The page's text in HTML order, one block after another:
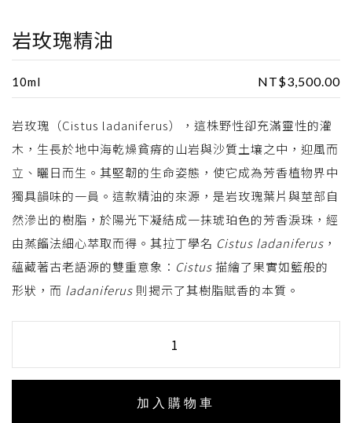
岩玫瑰精油
NT$3,500.00
10ml
岩玫瑰（Cistus ladaniferus），這株野性卻充滿靈性的灌
木，生長於地中海乾燥貧瘠的山岩與沙質土壤之中，迎風而
立、曬日而生。其堅韌的生命姿態，使它成為芳香植物界中
獨具韻味的一員。這款精油的來源，是岩玫瑰葉片與莖部自
然滲出的樹脂，於陽光下凝結成一抹琥珀色的芳香淚珠，經
由蒸餾法細心萃取而得。其拉丁學名 Cistus ladaniferus ，
蘊藏著古老語源的雙重意象： Cistus描繪了果實如籃般的
形狀，而 ladaniferus 則揭示了其樹脂賦香的本質。
加入購物車